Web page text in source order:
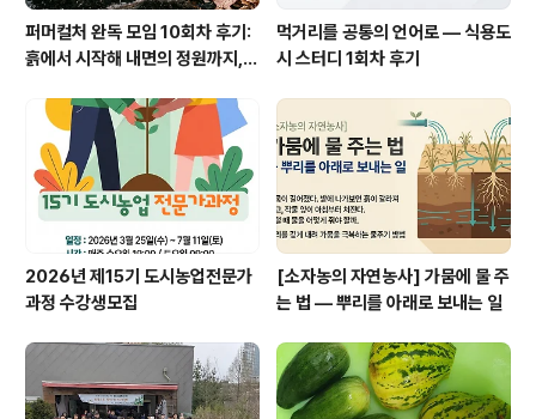
퍼머컬처 완독 모임 10회차 후기:
흙에서 시작해 내면의 정원까지, 1
먹거리를 공통의 언어로 — 식용도
시 스터디 1회차 후기
2026년 제15기 도시농업전문가
과정 수강생모집
[소자농의 자연농사] 가뭄에 물 주
는 법 — 뿌리를 아래로 보내는 일